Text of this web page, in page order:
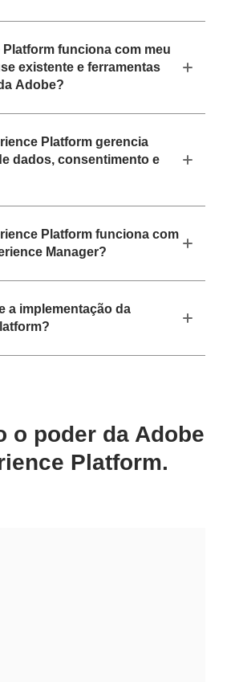
funciona com meu
existente e ferramentas
Adobe?
Platform gerencia
dados, consentimento e
Platform funciona com
Manager?
a implementação da
o poder da Adobe
Platform.